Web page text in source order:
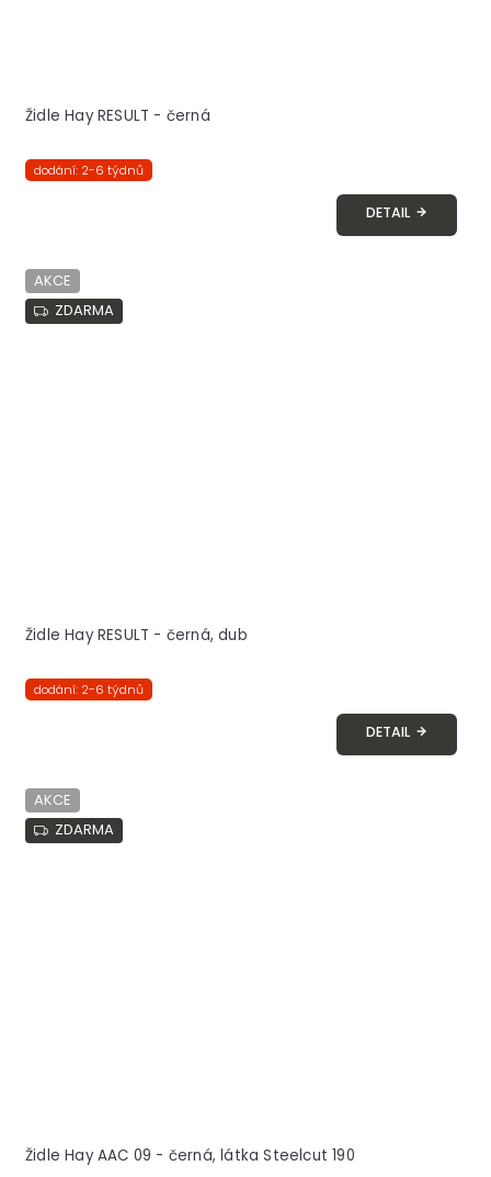
Židle Hay RESULT - černá
dodání: 2-6 týdnů
DETAIL
AKCE
ZDARMA
Židle Hay RESULT - černá, dub
dodání: 2-6 týdnů
DETAIL
AKCE
ZDARMA
Židle Hay AAC 09 - černá, látka Steelcut 190